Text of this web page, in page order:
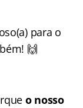
para o
🙌
o nosso